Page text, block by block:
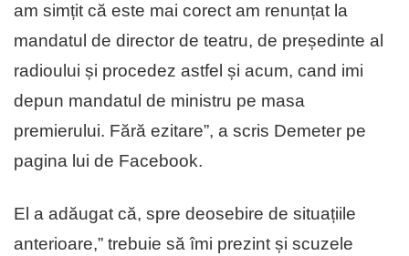
am simțit că este mai corect am renunțat la
mandatul de director de teatru, de președinte al
radioului și procedez astfel și acum, cand imi
depun mandatul de ministru pe masa
premierului. Fără ezitare”, a scris Demeter pe
pagina lui de Facebook.
El a adăugat că, spre deosebire de situațiile
anterioare,” trebuie să îmi prezint și scuzele